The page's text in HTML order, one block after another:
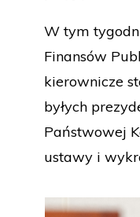
W tym
Finansów
kierownicze
byłych
Państwowej
ustawy i